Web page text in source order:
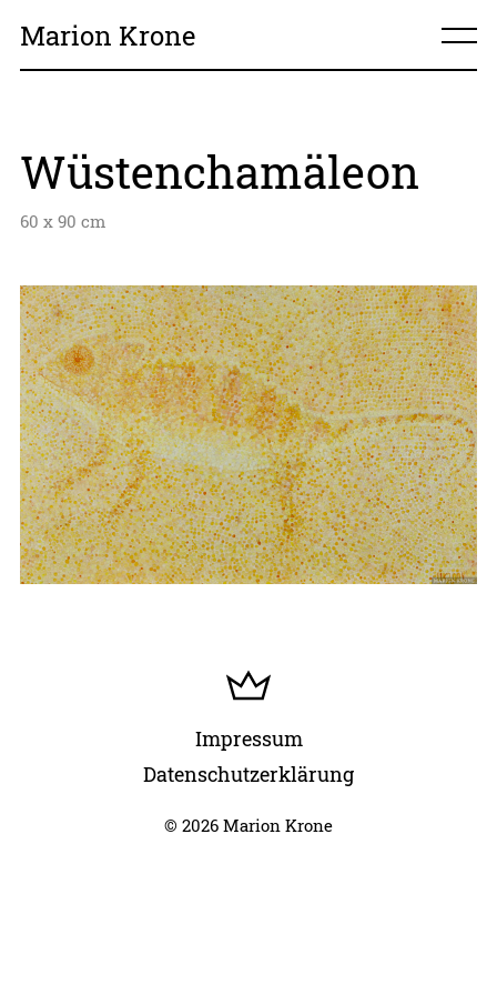
Marion Krone
über mich
Kontakt
Wüstenchamäleon
60 x 90 cm
Impressum
Datenschutzerklärung
© 2026 Marion Krone